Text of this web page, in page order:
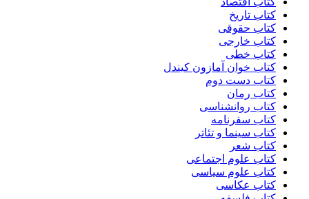
کتاب تاریخ
کتاب حقوقی
کتاب خارجی
کتاب خطی
کتاب خوان آمازون کیندل
کتاب دست دوم
کتاب رمان
کتاب روانشناسی
کتاب سفرنامه
کتاب سینما و تئاتر
کتاب شعر
کتاب علوم اجتماعی
کتاب علوم سیاسی
کتاب عکاسی